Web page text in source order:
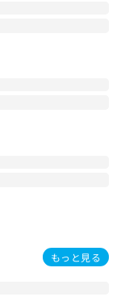
もっと見る